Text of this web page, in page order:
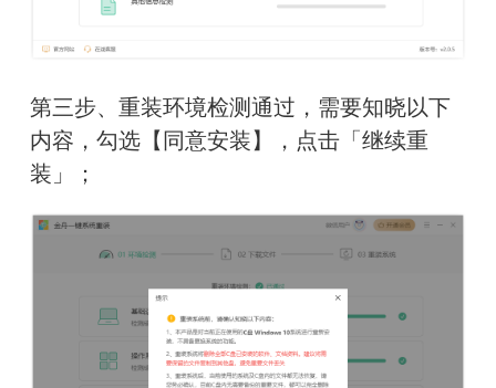
第三步、重装环境检测通过，需要知晓以下
内容， 勾选【 同意安装】
，点击「继续重
装」
；